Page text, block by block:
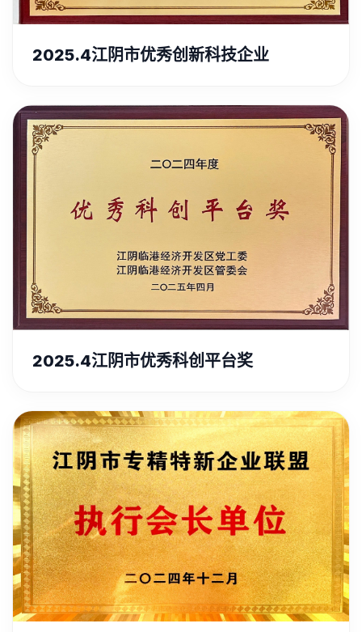
2025.4江阴市优秀创新科技企业
2025.4江阴市优秀科创平台奖